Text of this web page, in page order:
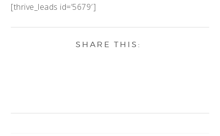
[thrive_leads id=’5679′]